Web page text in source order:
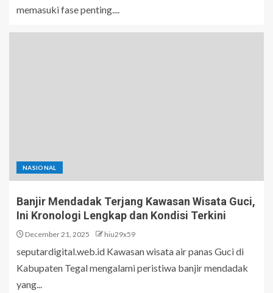
memasuki fase penting....
NASIONAL
Banjir Mendadak Terjang Kawasan Wisata Guci,
Ini Kronologi Lengkap dan Kondisi Terkini
December 21, 2025 hiu29x59
seputardigital.web.id Kawasan wisata air panas Guci di
Kabupaten Tegal mengalami peristiwa banjir mendadak
yang...